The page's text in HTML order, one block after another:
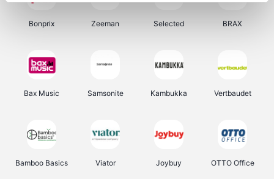
Bonprix Zeeman Selected BRAX
Bax Music Samsonite Kambukka Vertbaudet
Bamboo Basics Viator Joybuy OTTO Office